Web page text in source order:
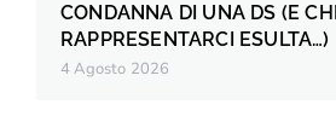
CONDANNA DI UNA DS (E
RAPPRESENTARCI ESULTA…)
4 Agosto 2026